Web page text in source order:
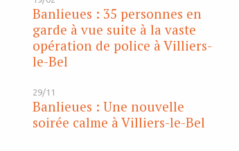
Banlieues : 35 personnes en
garde à vue suite à la vaste
opération de police à Villiers-
le-Bel
29/11
Banlieues : Une nouvelle
soirée calme à Villiers-le-Bel